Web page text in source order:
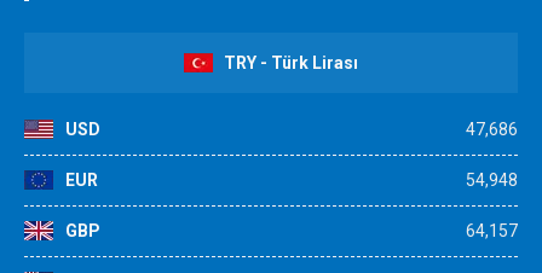
TRY - Türk Lirası
USD 47,686
EUR 54,948
GBP 64,157